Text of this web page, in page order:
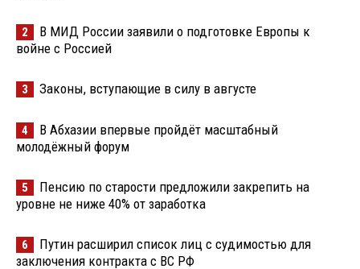
2
В МИД России заявили о подготовке Европы к
войне с Россией
3 Законы, вступающие в силу в августе
4
В Абхазии впервые пройдёт масштабный
молодёжный форум
5
Пенсию по старости предложили закрепить на
уровне не ниже 40% от заработка
6
Путин расширил список лиц с судимостью для
заключения контракта с ВС РФ